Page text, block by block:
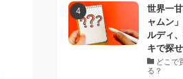
世界一
ャムン
ルディ
キで探
どこで
る？